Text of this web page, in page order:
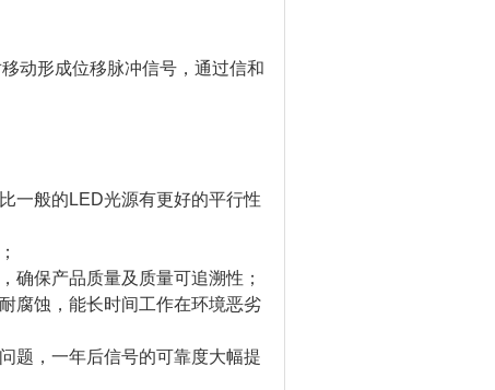
动形成位移脉冲信号，通过信和
般的LED光源有更好的平行性
保产品质量及质量可追溯性；
蚀，能长时间工作在环境恶劣
，一年后信号的可靠度大幅提